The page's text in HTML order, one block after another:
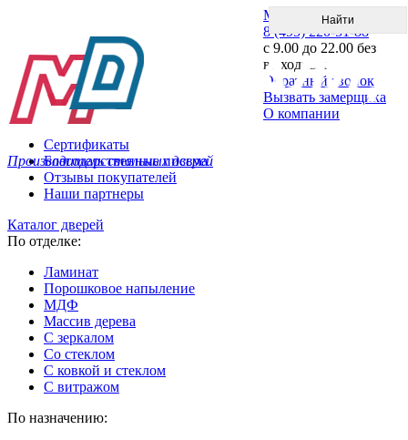
Производитель стальных дверей
Меню
8 (495) 220-51-88
с 9.00 до 22.00 без
выходных
Обратный звонок
Вызвать замерщика
О компании
Сертификаты
Благодарственные письма
Отзывы покупателей
Наши партнеры
Каталог дверей
По отделке:
Ламинат
Порошковое напыление
МДФ
Массив дерева
С зеркалом
Со стеклом
С ковкой и стеклом
С витражом
По назначению: